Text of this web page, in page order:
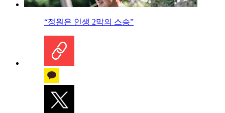
“정원은 인생 2막의 스승”